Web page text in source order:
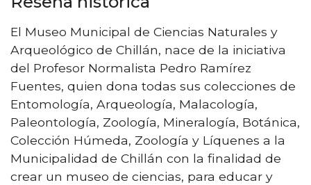
El Museo Municipal de Ciencias Naturales y
Arqueológico de Chillán, nace de la iniciativa
del Profesor Normalista Pedro Ramírez
Fuentes, quien dona todas sus colecciones de
Entomología, Arqueología, Malacología,
Paleontología, Zoología, Mineralogía, Botánica,
Colección Húmeda, Zoología y Líquenes a la
Municipalidad de Chillán con la finalidad de
crear un museo de ciencias, para educar y